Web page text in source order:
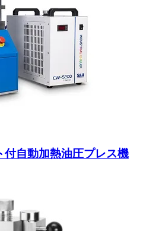
付自動加熱油圧プレス機